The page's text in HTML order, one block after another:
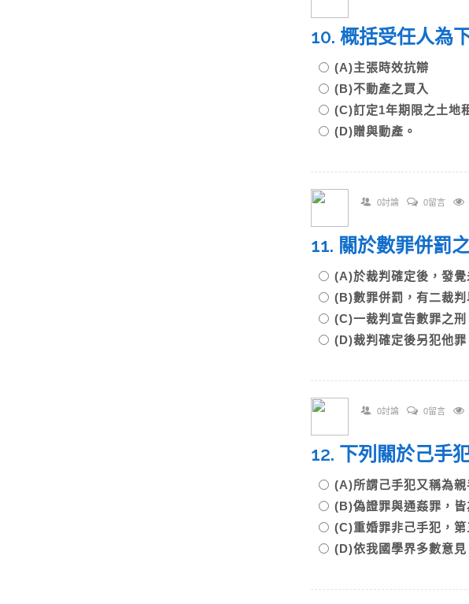
10. 概括受任人為
(A)主張時效抗辯
(B)不動產之買入
(C)訂定1年期限之土地
(D)贈與動產。
0討論 0留言
11. 關於數罪併罰
(A)於裁判確定後，發
(B)數罪併罰，有二裁
(C)一裁判宣告數罪之
(D)裁判確定後另犯他
0討論 0留言
12. 下列關於己手
(A)所謂己手犯又稱為
(B)偽證罪與通姦罪，
(C)重婚罪非己手犯，
(D)依我國學界多數意